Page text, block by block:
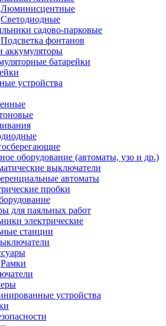
Люминисцентные
Светодиодные
садово-парковые
Подсветка фонтанов
аккумуляторы
батарейки
устройства
оборудование (автоматы, узо и др.)
выключатели
автоматы
пробки
для паяльных работ
электрические
станции
Рамки
устройства